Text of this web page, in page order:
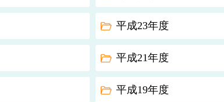
平成23年度
平成21年度
平成19年度